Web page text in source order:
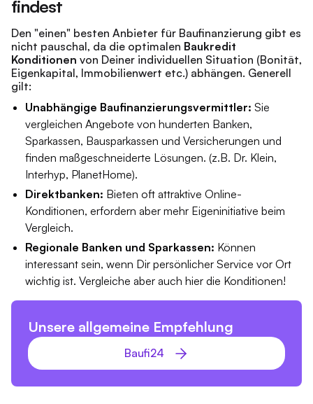
findest
Den "einen" besten Anbieter für Baufinanzierung gibt es
nicht pauschal, da die optimalen Baukredit
Konditionen von Deiner individuellen Situation (Bonität,
Eigenkapital, Immobilienwert etc.) abhängen. Generell
gilt:
Unabhängige Baufinanzierungsvermittler: Sie
vergleichen Angebote von hunderten Banken,
Sparkassen, Bausparkassen und Versicherungen und
finden maßgeschneiderte Lösungen. (z.B. Dr. Klein,
Interhyp, PlanetHome).
Direktbanken: Bieten oft attraktive Online-
Konditionen, erfordern aber mehr Eigeninitiative beim
Vergleich.
Regionale Banken und Sparkassen: Können
interessant sein, wenn Dir persönlicher Service vor Ort
wichtig ist. Vergleiche aber auch hier die Konditionen!
Unsere allgemeine Empfehlung
Baufi24